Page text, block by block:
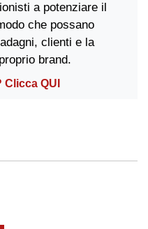
a potenziare il
che possano
clienti e la
brand.
QUI